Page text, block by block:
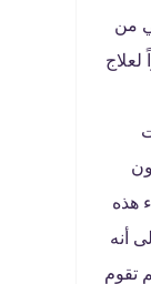
من
لعلاج
هذه
أنه
تقوم